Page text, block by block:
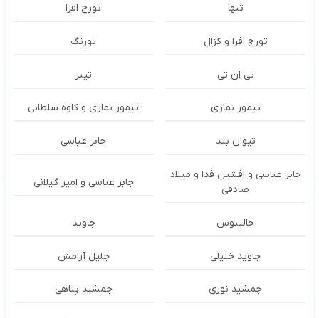
تنها تورج افرا
تورج افرا و کژال تورنگ
تی ان تی تیبر
تیمور نمازی تیمور نمازی و کاوه سلطانی
تیوان بند جابر عباسی
جابر عباسی و افشین فدا و میلاد
صادقی
جابر عباسی و امیر گیلانی
جالینوس جاوید
جاوید خلیلی جلیل آرامش
جمشید نوری جمشید پناهی